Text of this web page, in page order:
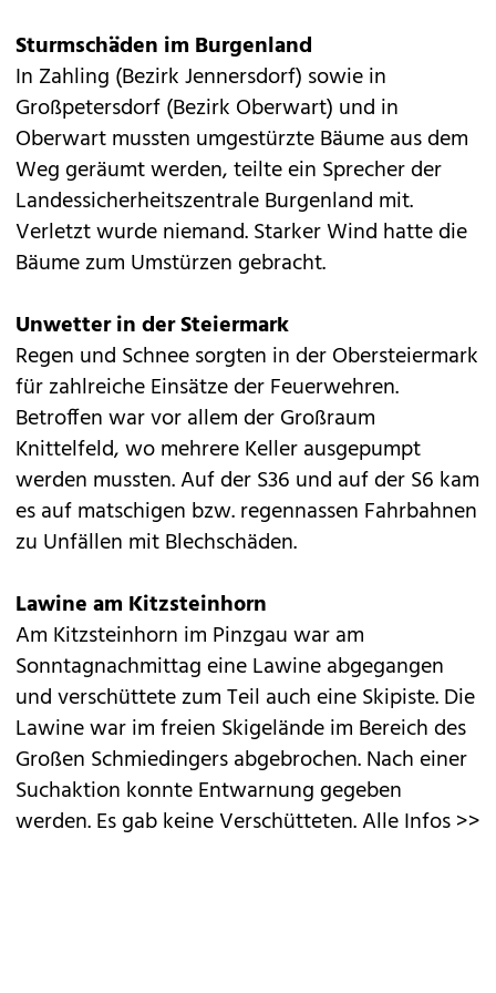
Sturmschäden im Burgenland
In Zahling (Bezirk Jennersdorf) sowie in
Großpetersdorf (Bezirk Oberwart) und in
Oberwart mussten umgestürzte Bäume aus dem
Weg geräumt werden, teilte ein Sprecher der
Landessicherheitszentrale Burgenland mit.
Verletzt wurde niemand. Starker Wind hatte die
Bäume zum Umstürzen gebracht.
Unwetter in der Steiermark
Regen und Schnee sorgten in der Obersteiermark
für zahlreiche Einsätze der Feuerwehren.
Betroffen war vor allem der Großraum
Knittelfeld, wo mehrere Keller ausgepumpt
werden mussten. Auf der S36 und auf der S6 kam
es auf matschigen bzw. regennassen Fahrbahnen
zu Unfällen mit Blechschäden.
Lawine am Kitzsteinhorn
Am Kitzsteinhorn im Pinzgau war am
Sonntagnachmittag eine Lawine abgegangen
und verschüttete zum Teil auch eine Skipiste. Die
Lawine war im freien Skigelände im Bereich des
Großen Schmiedingers abgebrochen. Nach einer
Suchaktion konnte Entwarnung gegeben
werden. Es gab keine Verschütteten.Alle Infos >>